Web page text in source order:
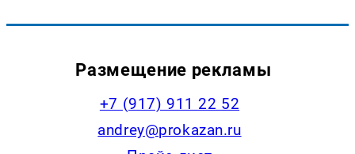
Размещение рекламы
+7 (917) 911 22 52
andrey@prokazan.ru